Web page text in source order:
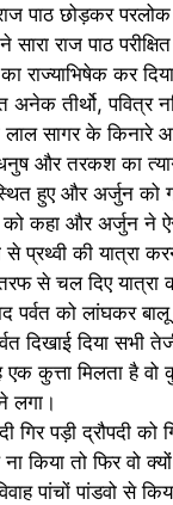
पाठ छोड़कर
सारा राज पाठ
का राज्याभिषेक कर
अनेक तीर्थो, पवित्र
सागर के किनारे
और तरकश का
हुए और अर्जुन को
कहा और अर्जुन ने
से प्रथ्वी की यात्रा
तरफ से चल दिए
पर्वत को लांघकर
दिखाई दिया सभी
कुत्ता मिलता है वो
लगा।
गिर पड़ी द्रौपदी को
किया तो फिर वो
पांचों पांडवो से